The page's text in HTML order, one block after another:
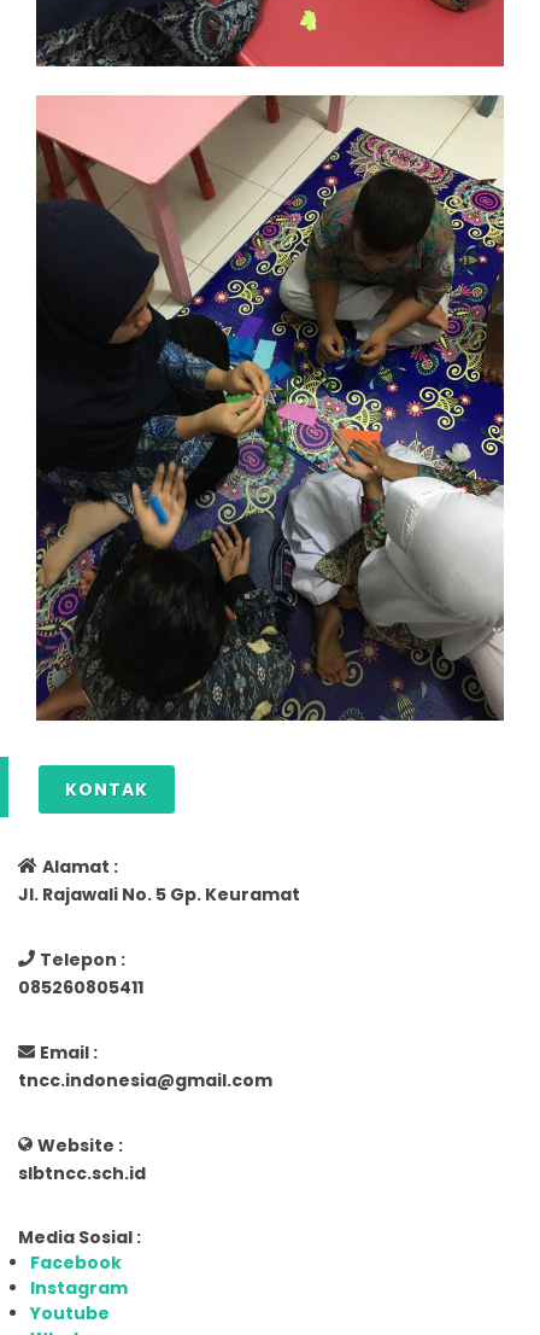
KONTAK
Alamat :
Jl. Rajawali No. 5 Gp. Keuramat
Telepon :
085260805411
Email :
tncc.indonesia@gmail.com
Website :
slbtncc.sch.id
Media Sosial :
Facebook
Instagram
Youtube